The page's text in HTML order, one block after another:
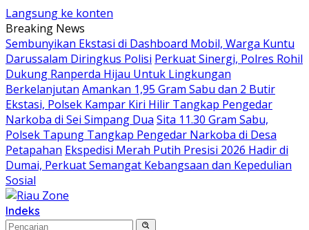
Langsung ke konten
Breaking News
Sembunyikan Ekstasi di Dashboard Mobil, Warga Kuntu
Darussalam Diringkus Polisi Perkuat Sinergi, Polres Rohil
Dukung Ranperda Hijau Untuk Lingkungan
Berkelanjutan Amankan 1,95 Gram Sabu dan 2 Butir
Ekstasi, Polsek Kampar Kiri Hilir Tangkap Pengedar
Narkoba di Sei Simpang Dua Sita 11.30 Gram Sabu,
Polsek Tapung Tangkap Pengedar Narkoba di Desa
Petapahan Ekspedisi Merah Putih Presisi 2026 Hadir di
Dumai, Perkuat Semangat Kebangsaan dan Kepedulian
Sosial
Indeks